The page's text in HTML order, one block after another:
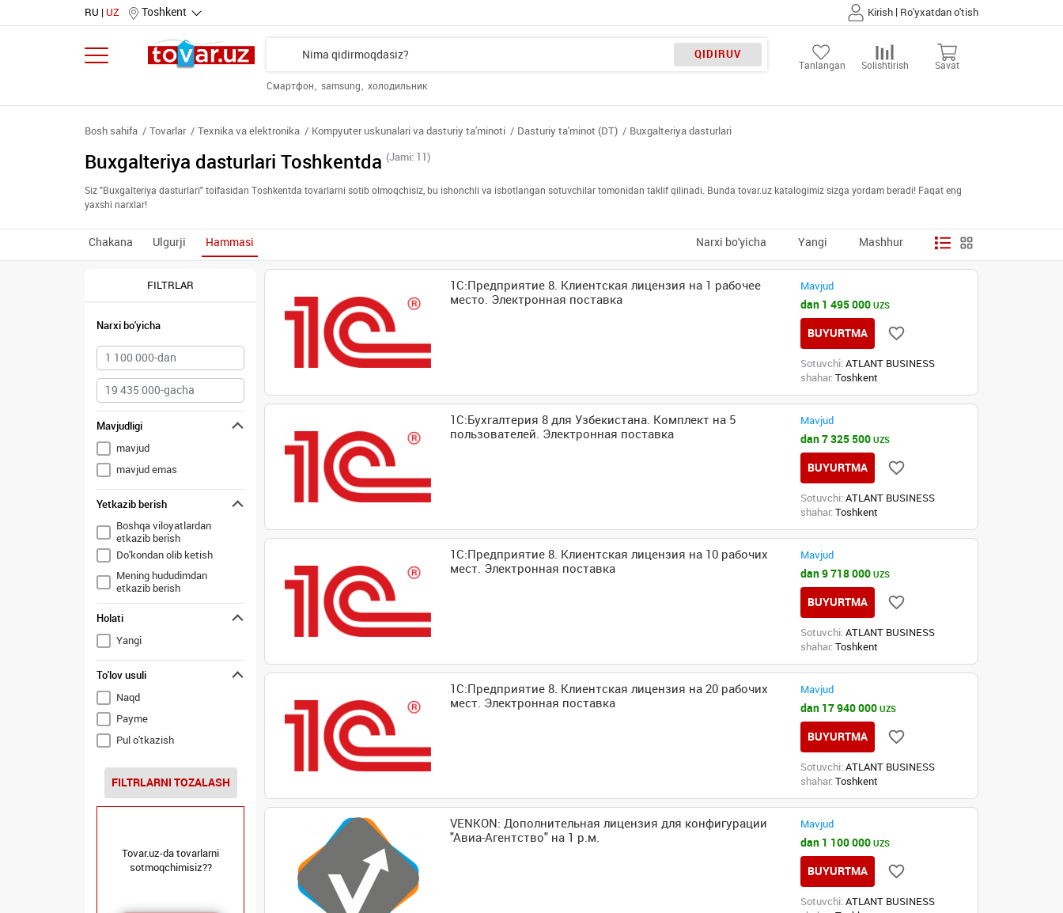
RU UZ Toshkent Kirish | Ro'yxatdan o'tish
QIDIRUV
Смартфон samsung холодильник
Tanlangan Solishtirish Savat
Bosh sahifa Tovarlar Texnika va elektronika Kompyuter uskunalari va dasturiy ta'minoti Dasturiy ta'minot (DT) Buxgalteriya dasturlari
Buxgalteriya dasturlari Toshkentda (Jami: 11)
Siz "Buxgalteriya dasturlari" toifasidan Toshkentda tovarlarni sotib olmoqchisiz, bu ishonchli va isbotlangan sotuvchilar tomonidan taklif qilinadi. Bunda tovar.uz katalogimiz sizga yordam beradi! Faqat eng
yaxshi narxlar!
Chakana Ulgurji Hammasi Narxi bo'yicha Yangi Mashhur
FILTRLAR
Narxi bo'yicha
Mavjudligi
mavjud
mavjud emas
Yetkazib berish
Boshqa viloyatlardan
etkazib berish
Do'kondan olib ketish
Mening hududimdan
etkazib berish
Holati
Yangi
To'lov usuli
Naqd
Payme
Pul o'tkazish
FILTRLARNI TOZALASH
Tovar.uz-da tovarlarni
sotmoqchimisiz??
1С:Предприятие 8. Клиентская лицензия на 1 рабочее
место. Электронная поставка
Mavjud
dan 1 495 000UZS
BUYURTMA
Sotuvchi: ATLANT BUSINESS
shahar: Toshkent
1С:Бухгалтерия 8 для Узбекистана. Комплект на 5
пользователей. Электронная поставка
Mavjud
dan 7 325 500UZS
BUYURTMA
Sotuvchi: ATLANT BUSINESS
shahar: Toshkent
1С:Предприятие 8. Клиентская лицензия на 10 рабочих
мест. Электронная поставка
Mavjud
dan 9 718 000UZS
BUYURTMA
Sotuvchi: ATLANT BUSINESS
shahar: Toshkent
1С:Предприятие 8. Клиентская лицензия на 20 рабочих
мест. Электронная поставка
Mavjud
dan 17 940 000UZS
BUYURTMA
Sotuvchi: ATLANT BUSINESS
shahar: Toshkent
VENKON: Дополнительная лицензия для конфигурации
"Авиа-Агентство" на 1 р.м.
Mavjud
dan 1 100 000UZS
BUYURTMA
Sotuvchi: ATLANT BUSINESS